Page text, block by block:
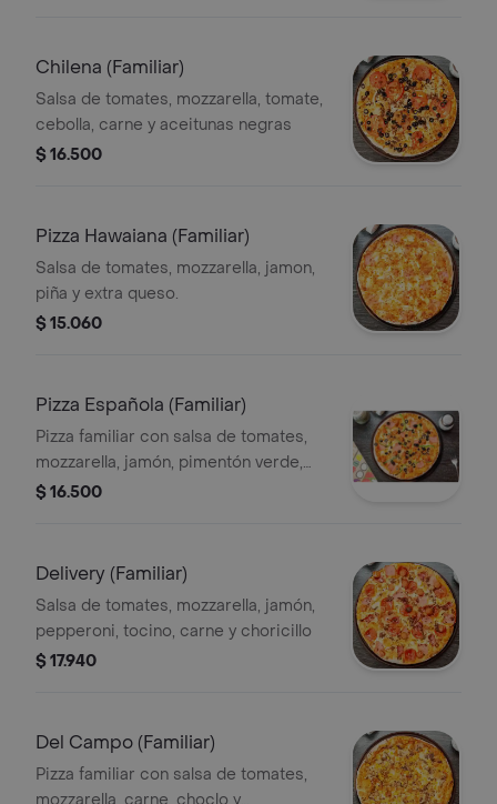
Chilena (Familiar)
Salsa de tomates, mozzarella, tomate,
cebolla, carne y aceitunas negras
$ 16.500
Pizza Hawaiana (Familiar)
Salsa de tomates, mozzarella, jamon,
piña y extra queso.
$ 15.060
Pizza Española (Familiar)
Pizza familiar con salsa de tomates,
mozzarella, jamón, pimentón verde,
choricillo y aceitunas negras.
$ 16.500
Delivery (Familiar)
Salsa de tomates, mozzarella, jamón,
pepperoni, tocino, carne y choricillo
$ 17.940
Del Campo (Familiar)
Pizza familiar con salsa de tomates,